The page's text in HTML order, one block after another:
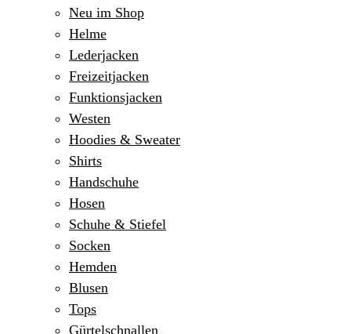
Neu im Shop
Helme
Lederjacken
Freizeitjacken
Funktionsjacken
Westen
Hoodies & Sweater
Shirts
Handschuhe
Hosen
Schuhe & Stiefel
Socken
Hemden
Blusen
Tops
Gürtelschnallen